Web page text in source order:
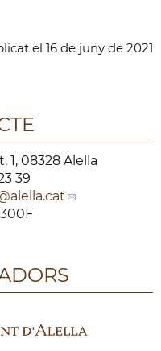
el 16 de juny de 2021
1, 08328 Alella
39